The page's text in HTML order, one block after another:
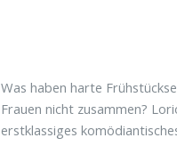
Was haben harte
Frauen nicht zusammen?
erstklassiges